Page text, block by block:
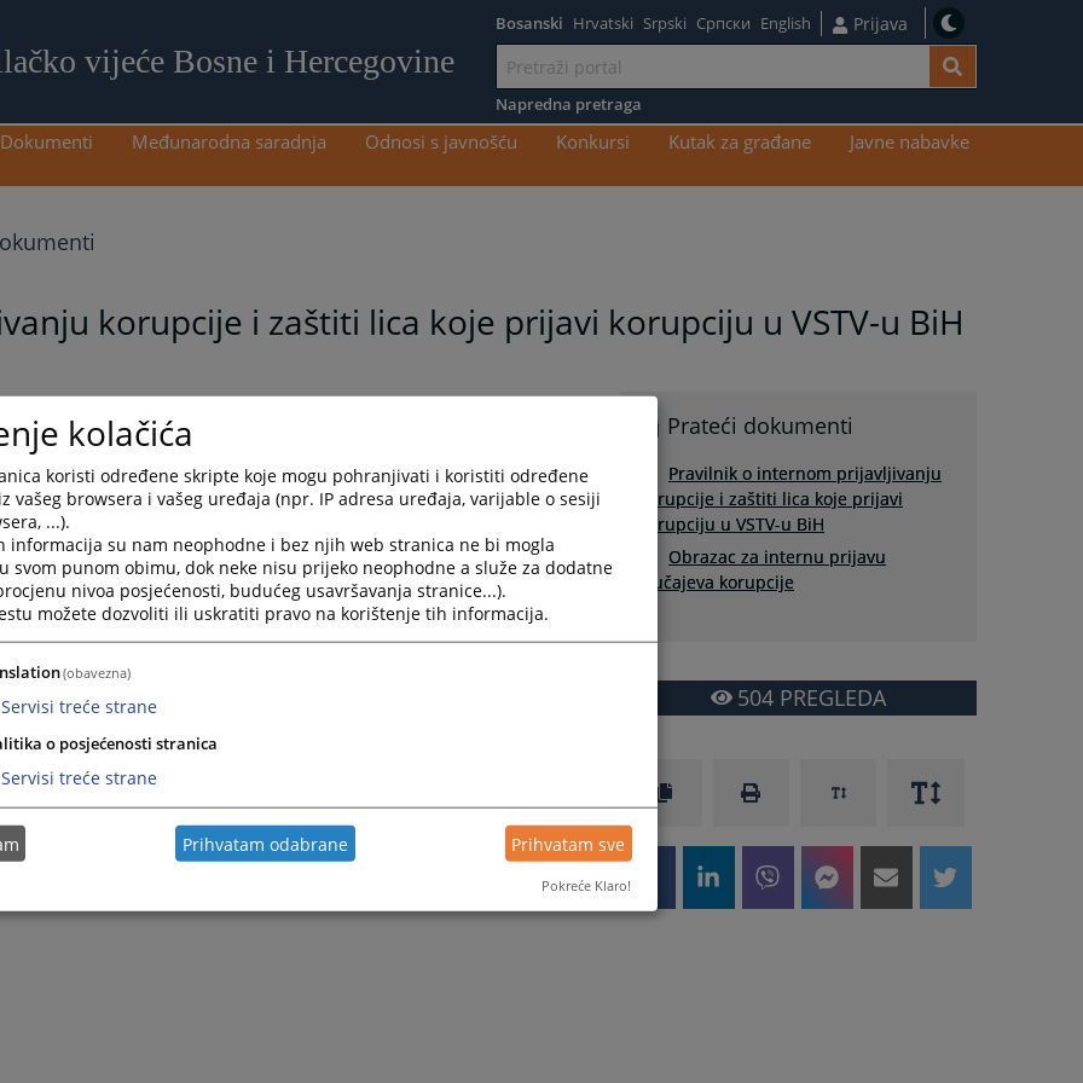
vijeće Bosne i Hercegovine
sadržaj
Bosanski Hrvatski Srpski Српски English Prijava
Napredna pretraga
Dokumenti Međunarodna saradnja Odnosi s javnošću Konkursi Kutak za građane
Javne nabavke
korupcije i zaštiti lica koje prijavi korupciju u VSTV-u BiH
vijeću BiH
vijeću Bosne i Hercegovine, a u skladu sa članom 5. stav (2)
u institucijama Bosne i Hercegovine („Službeni glasnik BiH“,
usvojilo jePravilnik o internom prijavljivanju
.
Komisije za prijem, evidenciju i postupanje sa
nosilaca pravosudnih funkcija;
Predsjedništva VSTV BiH;
tužioca VSTV BiH.
, a prijava se može podnijeti putem pošte, odnosno putem e-maila:
u sandučić u sjedištu Vijeća na adresi Kraljice Jelene 88,
za korupciju i nepravilnosti isključivo za VSTV BiH, a ne za
Prateći dokumenti
Pravilnik o internom prijavljivanju
korupcije i zaštiti lica koje prijavi
korupciju u VSTV-u BiH
Obrazac za internu prijavu
slučajeva korupcije
504PREGLEDA
kolačića
koristi određene skripte koje mogu pohranjivati i koristiti određene
vašeg browsera i vašeg uređaja (npr. IP adresa uređaja, varijable o sesiji
...).
informacija su nam neophodne i bez njih web stranica ne bi mogla
svom punom obimu, dok neke nisu prijeko neophodne a služe za dodatne
nivoa posjećenosti, budućeg usavršavanja stranice...).
možete dozvoliti ili uskratiti pravo na korištenje tih informacija.
(obavezna)
Servisi treće strane
o posjećenosti stranica
Servisi treće strane
Prihvatam odabrane Prihvatam sve
Pokreće Klaro!